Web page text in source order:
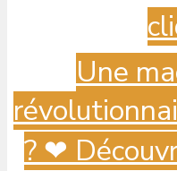
Une
? ️❤